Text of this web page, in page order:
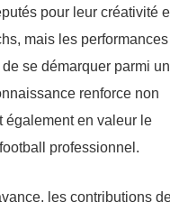
pour leur créativité
mais les performances
se démarquer parmi
renforce non
également en valeur le
professionnel.
les contributions